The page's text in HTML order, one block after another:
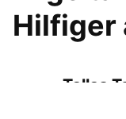
Hilfiger
Tallas